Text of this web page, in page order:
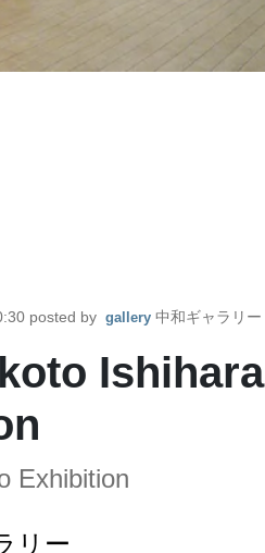
posted by gallery 中和ギャラリー
Ishihara
Exhibition
リー